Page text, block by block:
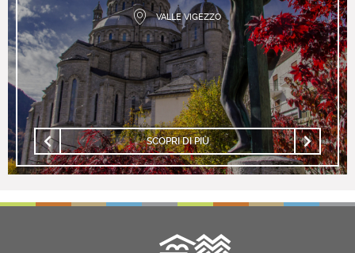
VALLE VIGEZZO
SCOPRI DI PIÙ